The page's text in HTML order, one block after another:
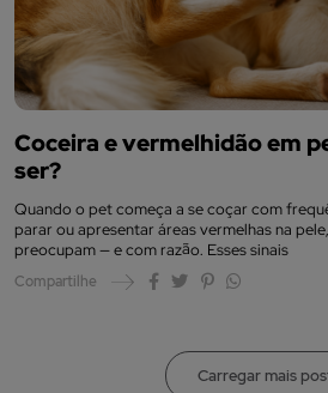
Coceira e vermelhidão em
ser?
Quando o pet começa a se coçar com
parar ou apresentar áreas vermelhas na
preocupam — e com razão. Esses sinais
Compartilhe
Carregar mais